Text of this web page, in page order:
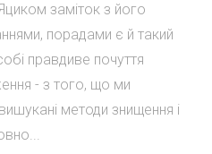
заміток з його
порадами є й такий
правдиве почуття
- з того, що ми
методи знищення і